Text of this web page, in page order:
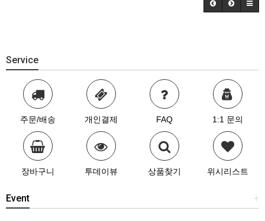
Service
주문/배송 개인결제 FAQ 1:1 문의
장바구니 투데이뷰 상품찾기 위시리스트
+
Event